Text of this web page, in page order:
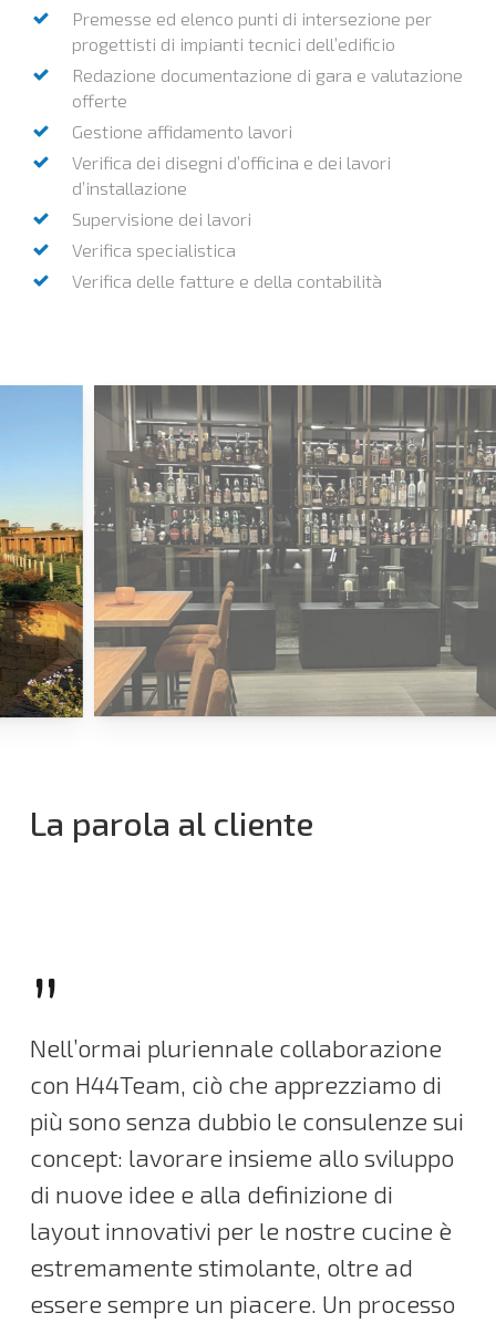
Premesse ed elenco punti di intersezione per
progettisti di impianti tecnici dell’edificio
Redazione documentazione di gara e valutazione
offerte
Gestione affidamento lavori
Verifica dei disegni d’officina e dei lavori
d’installazione
Supervisione dei lavori
Verifica specialistica
Verifica delle fatture e della contabilità
La parola al cliente
”
Nell’ormai pluriennale collaborazione
con H44Team, ciò che apprezziamo di
più sono senza dubbio le consulenze sui
concept: lavorare insieme allo sviluppo
di nuove idee e alla definizione di
layout innovativi per le nostre cucine è
estremamente stimolante, oltre ad
essere sempre un piacere. Un processo